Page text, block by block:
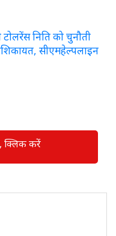
टोलरेंस निति को चुनौती
सीएमहेल्पलाइन
क्लिक करें